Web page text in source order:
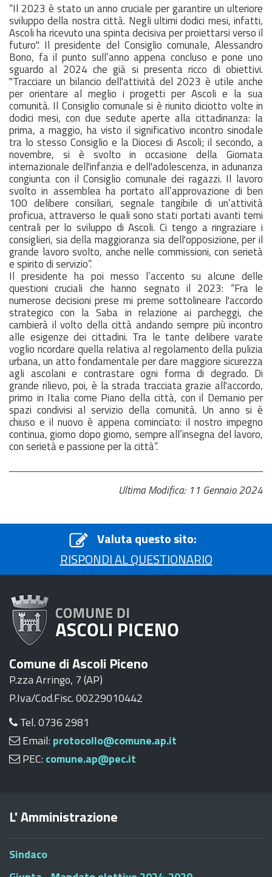
“Il 2023 è stato un anno cruciale per garantire un ulteriore
sviluppo della nostra città. Negli ultimi dodici mesi, infatti,
Ascoli ha ricevuto una spinta decisiva per proiettarsi verso il
futuro". Il presidente del Consiglio comunale, Alessandro
Bono, fa il punto sull’anno appena concluso e pone uno
sguardo al 2024 che già si presenta ricco di obiettivi.
"Tracciare un bilancio dell'attività del 2023 è utile anche
per orientare al meglio i progetti per Ascoli e la sua
comunità. Il Consiglio comunale si è riunito diciotto volte in
dodici mesi, con due sedute aperte alla cittadinanza: la
prima, a maggio, ha visto il significativo incontro sinodale
tra lo stesso Consiglio e la Diocesi di Ascoli; il secondo, a
novembre, si è svolto in occasione della Giornata
internazionale dell'infanzia e dell'adolescenza, in adunanza
congiunta con il Consiglio comunale dei ragazzi. Il lavoro
svolto in assemblea ha portato all’approvazione di ben
100 delibere consiliari, segnale tangibile di un’attività
proficua, attraverso le quali sono stati portati avanti temi
centrali per lo sviluppo di Ascoli. Ci tengo a ringraziare i
consiglieri, sia della maggioranza sia dell'opposizione, per il
grande lavoro svolto, anche nelle commissioni, con serietà
e spirito di servizio”.
Il presidente ha poi messo l’accento su alcune delle
questioni cruciali che hanno segnato il 2023: “Fra le
numerose decisioni prese mi preme sottolineare l'accordo
strategico con la Saba in relazione ai parcheggi, che
cambierà il volto della città andando sempre più incontro
alle esigenze dei cittadini. Tra le tante delibere varate
voglio ricordare quella relativa al regolamento della pulizia
urbana, un atto fondamentale per dare maggiore sicurezza
agli ascolani e contrastare ogni forma di degrado. Di
grande rilievo, poi, è la strada tracciata grazie all'accordo,
primo in Italia come Piano della città, con il Demanio per
spazi condivisi al servizio della comunità. Un anno si è
chiuso e il nuovo è appena cominciato: il nostro impegno
continua, giorno dopo giorno, sempre all’insegna del lavoro,
con serietà e passione per la città”.
Ultima Modifica: 11 Gennaio 2024
Valuta questo sito:
RISPONDI AL QUESTIONARIO
Comune di Ascoli Piceno
P.zza Arringo, 7 (AP)
P.Iva/Cod.Fisc. 00229010442
Tel. 0736 2981
Email: protocollo@comune.ap.it
PEC: comune.ap@pec.it
L' Amministrazione
Sindaco